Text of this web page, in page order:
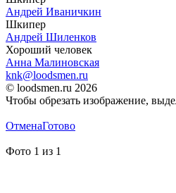
Андрей Иваничкин
Шкипер
Андрей Шиленков
Хороший человек
Анна Малиновская
knk@loodsmen.ru
© loodsmen.ru 2026
Чтобы обрезать изображение,
ОтменаГотово
Фото 1 из 1